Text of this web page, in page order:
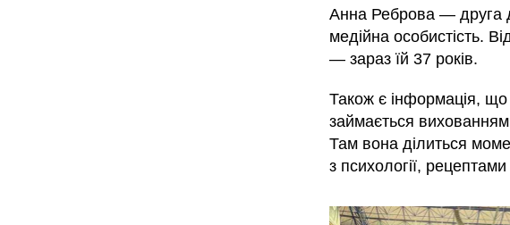
Анна Реброва — друга
медійна особистість.
— зараз їй 37 років.
Також є інформація, що
займається
Там вона ділиться
з психології,